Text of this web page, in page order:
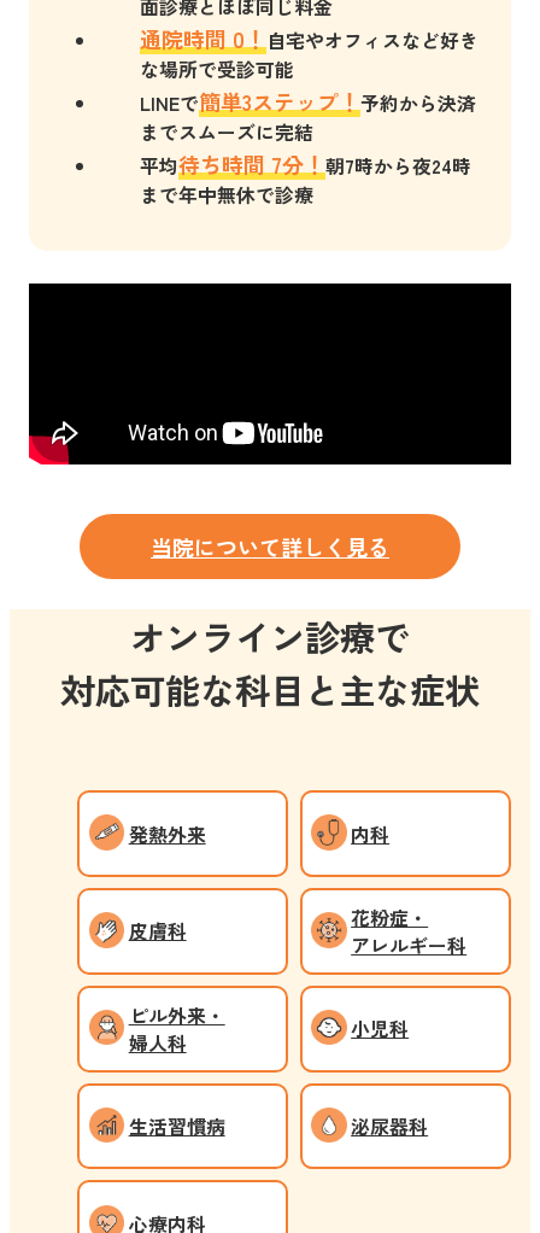
面診療とほぼ同じ料金
通院時間 0！ 自宅やオフィスなど好き
な場所で受診可能
LINEで簡単3ステップ！ 予約から決済
までスムーズに完結
平均待ち時間 7分！ 朝7時から夜24時
まで年中無休で診療
当院について詳しく見る
オンライン診療で
対応可能な科目と主な症状
発熱外来 内科
皮膚科
花粉症・
アレルギー科
ピル外来・
婦人科
小児科
生活習慣病 泌尿器科
心療内科